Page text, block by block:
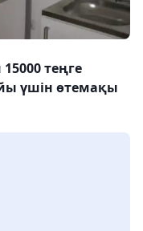
теңге
үшін өтемақы